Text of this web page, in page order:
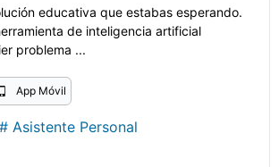
educativa que estabas esperando.
de inteligencia artificial
problema ...
App Móvil
# Asistente Personal